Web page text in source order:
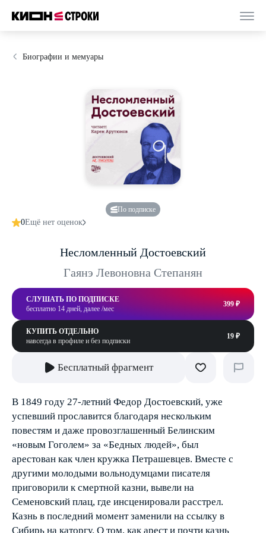
Биографии и мемуары
По подписке
0Ещё нет оценок
Несломленный Достоевский
Гаянэ Левоновна Степанян
СЛУШАТЬ ПО ПОДПИСКЕ
бесплатно 14 дней, далее /мес
399 ₽
КУПИТЬ ОТДЕЛЬНО
навсегда в профиле и без подписки
19 ₽
Бесплатный фрагмент
В 1849 году 27-летний Федор Достоевский, уже
успевший прославится благодаря нескольким
повестям и даже провозглашенный Белинским
«новым Гоголем» за «Бедных людей», был
арестован как член кружка Петрашевцев. Вместе с
другими молодыми вольнодумцами писателя
приговорили к смертной казни, вывели на
Семеновский плац, где инсценировали расстрел.
Казнь в последний момент заменили на ссылку в
Сибирь на каторгу. О том, как арест и почти казнь